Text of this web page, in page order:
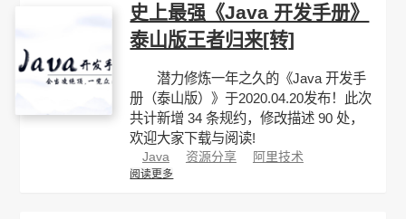
史上最强《Java 开发手册》
泰山版王者归来[转]
潜力修炼一年之久的《Java 开发手
册（泰山版）》于2020.04.20发布！此次
共计新增 34 条规约，修改描述 90 处，
欢迎大家下载与阅读!
Java 资源分享 阿里技术
阅读更多